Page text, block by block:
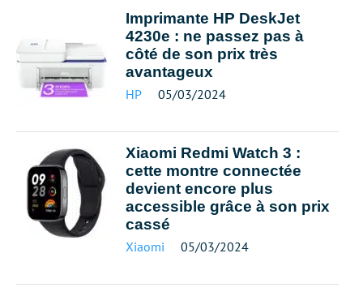
Imprimante HP DeskJet
4230e : ne passez pas à
côté de son prix très
avantageux
HP 05/03/2024
Xiaomi Redmi Watch 3 :
cette montre connectée
devient encore plus
accessible grâce à son prix
cassé
Xiaomi 05/03/2024